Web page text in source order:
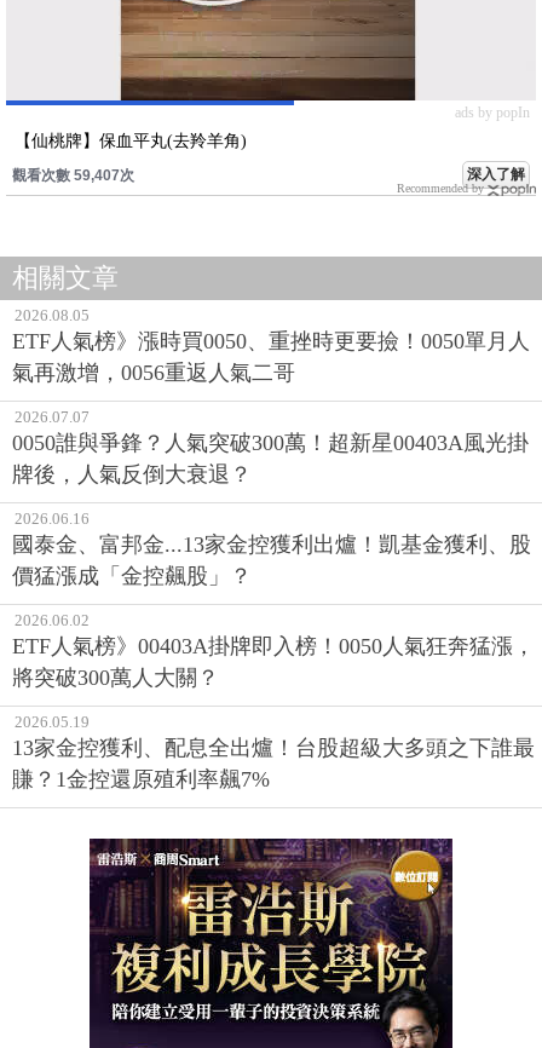
ads by popIn
【仙桃牌】保血平丸(去羚羊角)
觀看次數 59,407次 深入了解
Recommended by
相關文章
2026.08.05
ETF人氣榜》漲時買0050、重挫時更要撿！0050單月人
氣再激增，0056重返人氣二哥
2026.07.07
0050誰與爭鋒？人氣突破300萬！超新星00403A風光掛
牌後，人氣反倒大衰退？
2026.06.16
國泰金、富邦金...13家金控獲利出爐！凱基金獲利、股
價猛漲成「金控飆股」？
2026.06.02
ETF人氣榜》00403A掛牌即入榜！0050人氣狂奔猛漲，
將突破300萬人大關？
2026.05.19
13家金控獲利、配息全出爐！台股超級大多頭之下誰最
賺？1金控還原殖利率飆7%